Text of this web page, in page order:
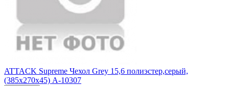
ATTACK Supreme Чехол Grey 15,6 полиэстер,серый,
(385x270x45) A-10307